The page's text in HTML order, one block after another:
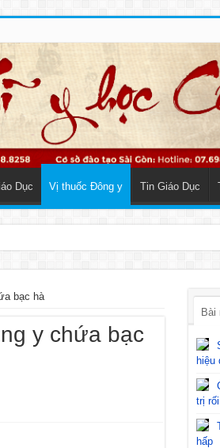
Dục Vị thuốc Đông y Tin Giáo Dục
bạc hà
y chứa bạc
Bài
hiệu
trị
hấp